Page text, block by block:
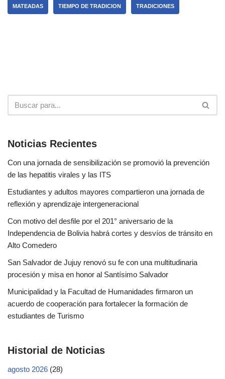
MATEADAS TIEMPO DE TRADICION TRADICIONES
Noticias Recientes
Con una jornada de sensibilización se promovió la prevención
de las hepatitis virales y las ITS
Estudiantes y adultos mayores compartieron una jornada de
reflexión y aprendizaje intergeneracional
Con motivo del desfile por el 201° aniversario de la
Independencia de Bolivia habrá cortes y desvíos de tránsito en
Alto Comedero
San Salvador de Jujuy renovó su fe con una multitudinaria
procesión y misa en honor al Santísimo Salvador
Municipalidad y la Facultad de Humanidades firmaron un
acuerdo de cooperación para fortalecer la formación de
estudiantes de Turismo
Historial de Noticias
agosto 2026 (28)